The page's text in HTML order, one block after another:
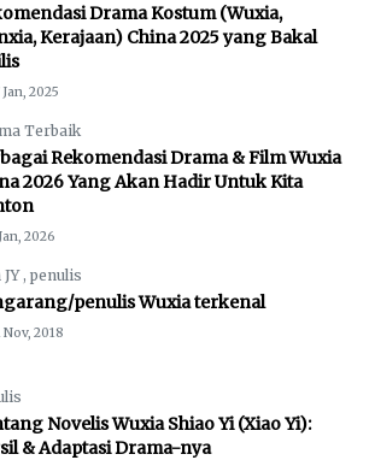
Drama Kostum (Wuxia,
Kerajaan) China 2025 yang Bakal
Jan, 2025
Terbaik
Rekomendasi Drama & Film Wuxia
2026 Yang Akan Hadir Untuk Kita
2026
JY , penulis
penulis Wuxia terkenal
Nov, 2018
Novelis Wuxia Shiao Yi (Xiao Yi):
& Adaptasi Drama-nya